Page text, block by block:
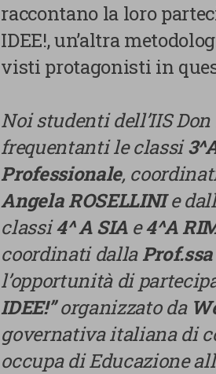
raccontano la loro
IDEE!, un’altra
visti protagonisti in
Noi studenti dell’IIS
frequentanti le classi
Professionale,
Angela ROSELLINIe
classi4^ A SIAe4^A
coordinati dalla
l’opportunità di
IDEE!”organizzato da
governativa italiana di
occupa di Educazione